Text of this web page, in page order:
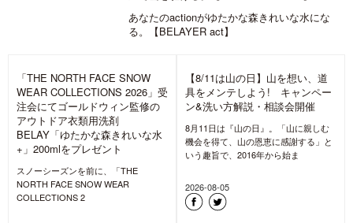
東京目黒と山梨県道志村からお届けする、
フルカーボン1本わずか106グラム、超軽量ポー
ルで山を駆ける。【MOUNTAIN KING】
あなたのactionがゆたかな森きれいな水にな
る。【BELAYER act】